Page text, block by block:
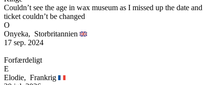
Couldn’t see the age in wax museum as I missed up the date and
ticket couldn’t be changed
O
Onyeka, Storbritannien
17 sep. 2024
Forfærdeligt
E
Elodie, Frankrig